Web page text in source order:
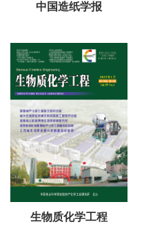
中国造纸学报
生物质化学工程